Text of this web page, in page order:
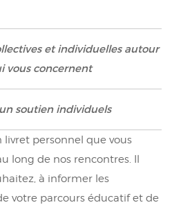
et individuelles autour
vous concernent
soutien individuels
personnel que vous
long de nos rencontres. Il
à informer les
votre parcours éducatif et de